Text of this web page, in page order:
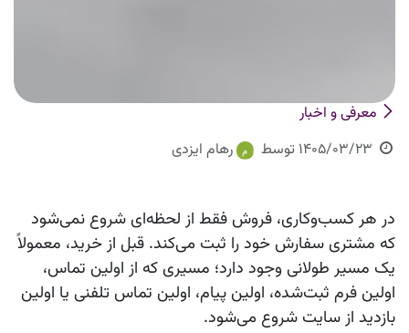
معرفی و اخبار
1405/03/23 توسط رهام ایزدی
در هر کسب‌وکاری، فروش فقط از لحظه‌ای شروع نمی‌شود
که مشتری سفارش خود را ثبت می‌کند. قبل از خرید، معمولاً
یک مسیر طولانی وجود دارد؛ مسیری که از اولین تماس،
اولین فرم ثبت‌شده، اولین پیام، اولین تماس تلفنی یا اولین
بازدید از سایت شروع می‌شود.